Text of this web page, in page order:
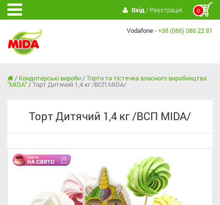
0
Вхід/ Реєстрація
Vodafone -+38 (066) 086 22 81
/ Кондитерські вироби/Торти та тістечка власного виробництва
"MIDA"/Торт Дитячий 1,4 кг /ВСП MIDA/
Торт Дитячий 1,4 кг /ВСП MIDA/